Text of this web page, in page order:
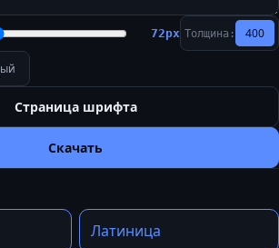
72px Толщина: 400
Страница шрифта
Скачать
Латиница